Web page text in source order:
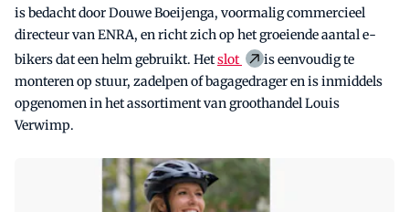
is bedacht door Douwe Boeijenga, voormalig commercieel
directeur van ENRA, en richt zich op het groeiende aantal e-
bikers dat een helm gebruikt. Hetslot
is eenvoudig te
monteren op stuur, zadelpen of bagagedrager en is inmiddels
opgenomen in het assortiment van groothandel Louis
Verwimp.